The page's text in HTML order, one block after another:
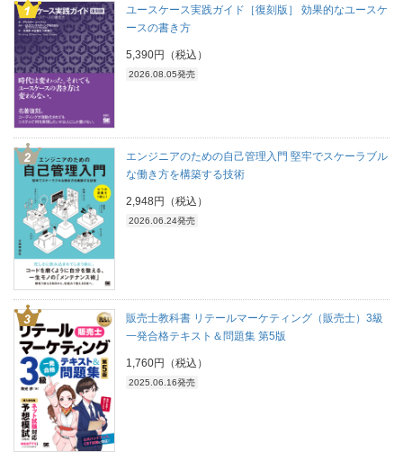
ユースケース実践ガイド［復刻版］ 効果的なユースケ
ースの書き方
5,390円（税込）
2026.08.05発売
エンジニアのための自己管理入門 堅牢でスケーラブル
な働き方を構築する技術
2,948円（税込）
2026.06.24発売
販売士教科書 リテールマーケティング（販売士）3級
一発合格テキスト＆問題集 第5版
1,760円（税込）
2025.06.16発売